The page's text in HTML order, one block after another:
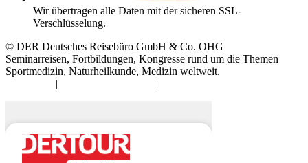
Wir übertragen alle Daten mit der sicheren SSL-
Verschlüsselung.
© DER Deutsches Reisebüro GmbH & Co. OHG
Seminarreisen, Fortbildungen, Kongresse rund um die Themen
Sportmedizin, Naturheilkunde, Medizin weltweit.
| |